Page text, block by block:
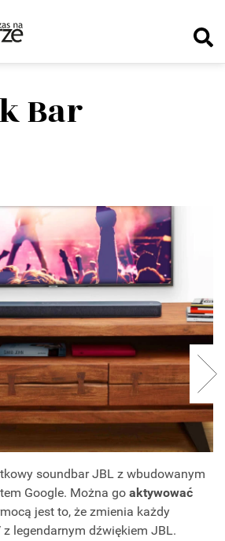
Bar
soundbar JBL z wbudowanym
Google. Można go aktywować
jest to, że zmienia każdy
legendarnym dźwiękiem JBL.